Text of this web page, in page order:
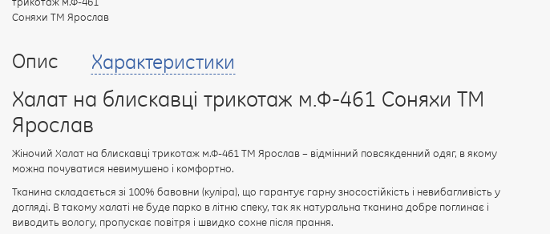
Опис Характеристики
Халат на блискавці трикотаж м.Ф-461 Соняхи ТМ
Ярослав
Жіночий Халат на блискавці трикотаж м.Ф-461 ТМ Ярослав – відмінний повсякденний одяг, в якому
можна почуватися невимушено і комфортно.
Тканина складається зі 100% бавовни (куліра), що гарантує гарну зносостійкість і невибагливість у
догляді. В такому халаті не буде парко в літню спеку, так як натуральна тканина добре поглинає і
виводить вологу, пропускає повітря і швидко сохне після прання.